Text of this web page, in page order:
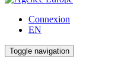
Connexion
EN
Toggle navigation